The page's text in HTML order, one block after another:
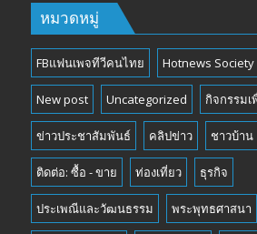
หมวดหมู่
FBแฟนเพจทีวีคนไทย Hotnews Society
New post Uncategorized กิจกรรม
ข่าวประชาสัมพันธ์ คลิปข่าว ชาวบ้าน
ติดต่อ: ซื้อ - ขาย ท่องเที่ยว ธุรกิจ
ประเพณีและวัฒนธรรม พระพุทธศาสนา